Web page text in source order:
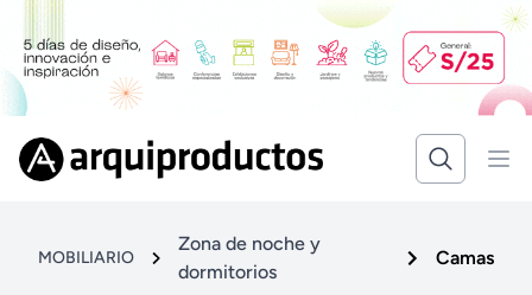
MOBILIARIO
Zona de noche y
dormitorios
Camas